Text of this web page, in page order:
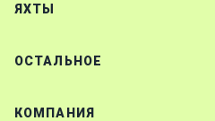
ЯХТЫ
ОСТАЛЬНОЕ
КОМПАНИЯ